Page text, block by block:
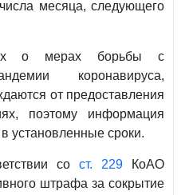
месяца, следующего
о мерах борьбы с
коронавируса,
от предоставления
поэтому информация
установленные сроки.
со ст. 229 КоАО
штрафа за сокрытие